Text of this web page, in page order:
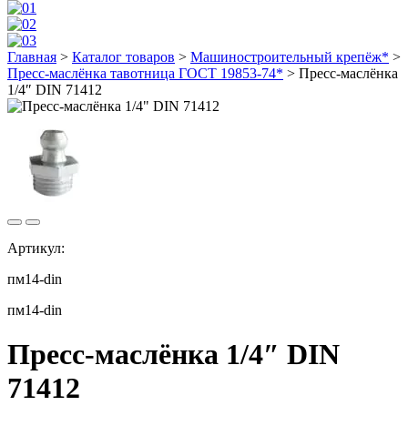
Главная > Каталог товаров > Машиностроительный крепёж* >
Пресс-маслёнка тавотница ГОСТ 19853-74* > Пресс-маслёнка
1/4″ DIN 71412
Артикул:
пм14-din
пм14-din
Пресс-маслёнка 1/4″ DIN
71412